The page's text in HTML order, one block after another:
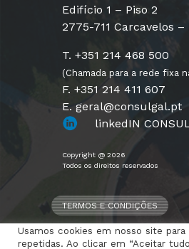
Edifício 1 – Piso 2
2775-711 Carcavelos
T. +351 214 468 500
(Chamada para a rede fixa
F. +351 214 411 607
E. geral@consulgal.pt
linkedIN
Copyright @ 2026
Todos os direitos reservados
TERMOS E CONDIÇÕES
Usamos cookies em nosso site
repetidas. Ao clicar em “Aceitar